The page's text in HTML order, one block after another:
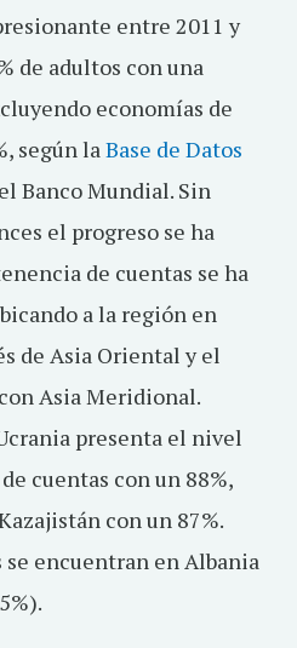
entre 2011 y
de adultos con una
economías de
según la Base de Datos
Banco Mundial. Sin
el progreso se ha
de cuentas se ha
a la región en
de Asia Oriental y el
Asia Meridional.
presenta el nivel
cuentas con un 88%,
con un 87%.
se encuentran en Albania